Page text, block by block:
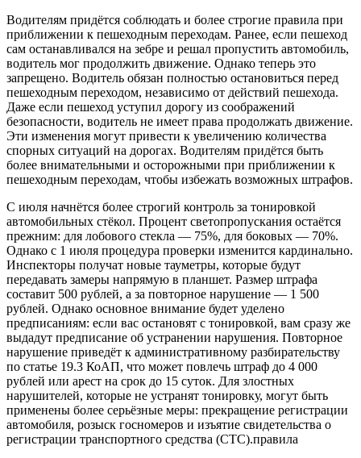
Водителям придётся соблюдать и более строгие правила при
приближении к пешеходным переходам. Ранее, если пешеход
сам останавливался на зебре и решал пропустить автомобиль,
водитель мог продолжить движение. Однако теперь это
запрещено. Водитель обязан полностью остановиться перед
пешеходным переходом, независимо от действий пешехода.
Даже если пешеход уступил дорогу из соображений
безопасности, водитель не имеет права продолжать движение.
Эти изменения могут привести к увеличению количества
спорных ситуаций на дорогах. Водителям придётся быть
более внимательными и осторожными при приближении к
пешеходным переходам, чтобы избежать возможных штрафов.
С июля начнётся более строгий контроль за тонировкой
автомобильных стёкол. Процент светопропускания остаётся
прежним: для лобового стекла — 75%, для боковых — 70%.
Однако с 1 июля процедура проверки изменится кардинально.
Инспекторы получат новые тауметры, которые будут
передавать замеры напрямую в планшет. Размер штрафа
составит 500 рублей, а за повторное нарушение — 1 500
рублей. Однако основное внимание будет уделено
предписаниям: если вас остановят с тонировкой, вам сразу же
выдадут предписание об устранении нарушения. Повторное
нарушение приведёт к административному разбирательству
по статье 19.3 КоАП, что может повлечь штраф до 4 000
рублей или арест на срок до 15 суток. Для злостных
нарушителей, которые не устранят тонировку, могут быть
применены более серьёзные меры: прекращение регистрации
автомобиля, розыск госномеров и изъятие свидетельства о
регистрации транспортного средства (СТС).правила